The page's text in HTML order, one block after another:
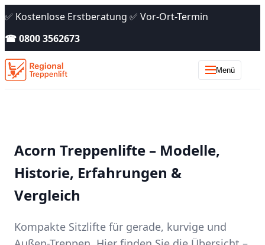
✅ Kostenlose Erstberatung ✅ Vor-Ort-Termin
☎ 0800 3562673
Menü
Acorn Treppenlifte – Modelle,
Historie, Erfahrungen &
Vergleich
Kompakte Sitzlifte für gerade, kurvige und